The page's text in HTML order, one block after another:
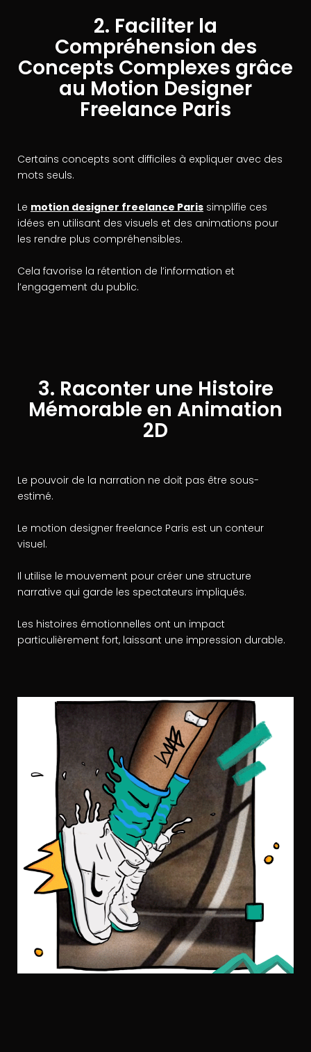
2. Faciliter la
Compréhension des
Concepts Complexes grâce
au Motion Designer
Freelance Paris
Certains concepts sont difficiles à expliquer avec des
mots seuls.
Le motion designer freelance Paris simplifie ces
idées en utilisant des visuels et des animations pour
les rendre plus compréhensibles.
Cela favorise la rétention de l’information et
l’engagement du public.
3. Raconter une Histoire
Mémorable en Animation
2D
Le pouvoir de la narration ne doit pas être sous-
estimé.
Le motion designer freelance Paris est un conteur
visuel.
Il utilise le mouvement pour créer une structure
narrative qui garde les spectateurs impliqués.
Les histoires émotionnelles ont un impact
particulièrement fort, laissant une impression durable.